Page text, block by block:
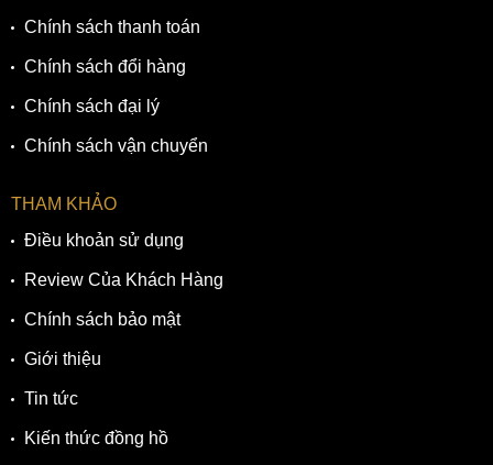
Thang đo vận tốc Tachymeter là điểm nhấn độc đáo trên mặt
3. Dây đeo kim loại đen cá tính
Tương tự những mẫu
hiệu Citizen khác, Citizen AN8195-58E sở hữu bộ dây thép
không gỉ cứng cáp, hạn chế ăn mòn. Cũng như bộ vỏ, dây
Chính sách thanh toán
Chính sách đổi hàng
Chính sách đại lý
Chính sách vận chuyển
THAM KHẢO
Điều khoản sử dụng
Review Của Khách Hàng
Chính sách bảo mật
Giới thiệu
Tin tức
Kiến thức đồng hồ